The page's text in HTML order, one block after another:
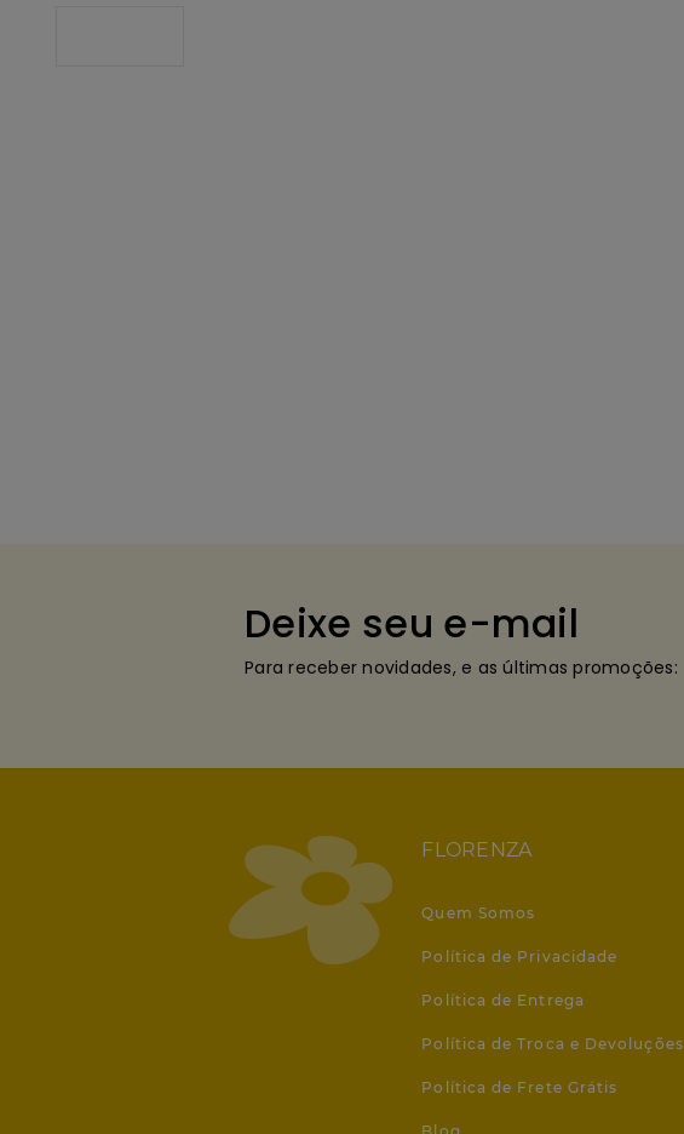
Deixe seu e-mail
Para receber novidades, e as últimas promoções:
FLORENZA
Quem Somos
Política de Privacidade
Política de Entrega
Política de Troca e Devoluções
Política de Frete Grátis